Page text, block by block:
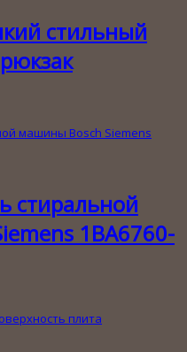
стильный
стиральной
1BA6760-